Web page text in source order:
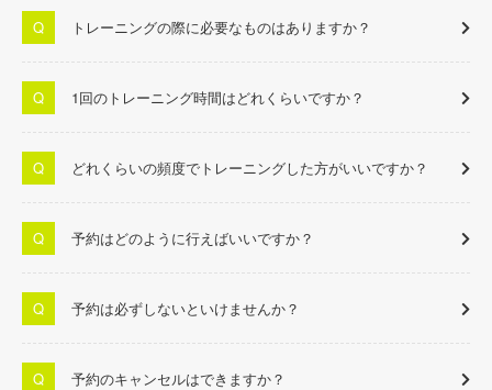
トレーニングの際に必要なものはありますか？
1回のトレーニング時間はどれくらいですか？
どれくらいの頻度でトレーニングした方がいいですか？
予約はどのように行えばいいですか？
予約は必ずしないといけませんか？
予約のキャンセルはできますか？